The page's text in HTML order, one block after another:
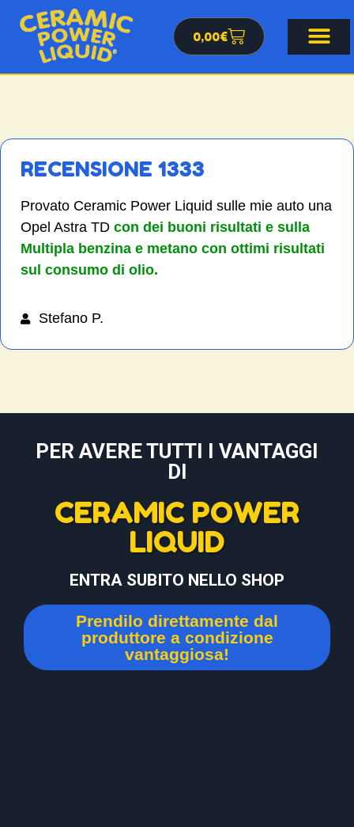
0,00€
RECENSIONE 1333
Provato Ceramic Power Liquid sulle mie auto una
Opel Astra TD con dei buoni risultati e sulla
Multipla benzina e metano con ottimi risultati
sul consumo di olio.
Stefano P.
PER AVERE TUTTI I VANTAGGI
DI
CERAMIC POWER
LIQUID
ENTRA SUBITO NELLO SHOP
Prendilo direttamente dal
produttore a condizione
vantaggiosa!